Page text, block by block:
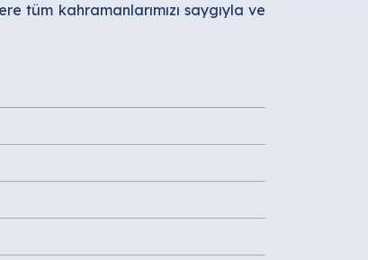
tüm kahramanlarımızı saygıyla ve